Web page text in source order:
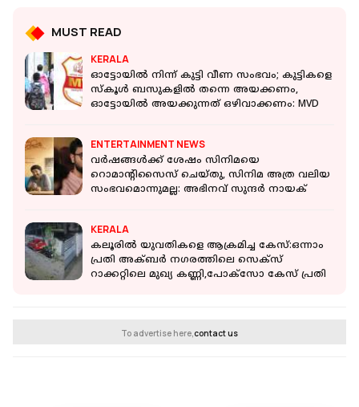
MUST READ
KERALA
ഓട്ടോയിൽ നിന്ന് കുട്ടി വീണ സംഭവം; കുട്ടികളെ
സ്‌കൂൾ ബസുകളിൽ തന്നെ അയക്കണം,
ഓട്ടോയിൽ അയക്കുന്നത് ഒഴിവാക്കണം: MVD
ENTERTAINMENT NEWS
വര്‍ഷങ്ങള്‍ക്ക് ശേഷം സിനിമയെ
റൊമാന്റിസൈസ് ചെയ്തു, സിനിമ അത്ര വലിയ
സംഭവമൊന്നുമല്ല: അഭിനവ് സുന്ദർ നായക്
KERALA
കലൂരിൽ യുവതികളെ ആക്രമിച്ച കേസ്:ഒന്നാം
പ്രതി അക്ബർ നഗരത്തിലെ സെക്‌സ്
റാക്കറ്റിലെ മുഖ്യ കണ്ണി,പോക്‌സോ കേസ് പ്രതി
To advertise here, contact us